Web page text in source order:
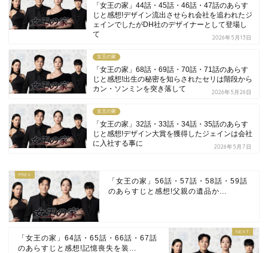
「女王の家」44話・45話・46話・47話のあらす
じと感想!デザイン流出させられ会社を追われたジ
ェインでしたがDH社のデザイナーとして登場し
て
2026年5月13日
女王の家
「女王の家」68話・69話・70話・71話のあらす
じと感想!出生の秘密を知らされたセリは階段から
カン・ソンミンを突き落して
2026年5月26日
女王の家
「女王の家」32話・33話・34話・35話のあらす
じと感想!デザイン大賞を獲得したジェインは会社
に入社する事に
2026年5月7日
「女王の家」56話・57話・58話・59話
のあらすじと感想!父親の遺品か...
「女王の家」64話・65話・66話・67話
のあらすじと感想!記憶喪失を装...